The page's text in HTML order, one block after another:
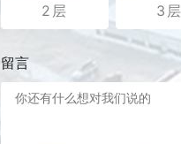
2层 3层
留言